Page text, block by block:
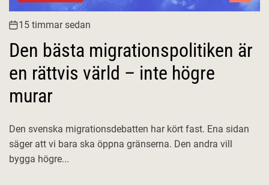
15 timmar sedan
Den bästa migrationspolitiken är
en rättvis värld – inte högre
murar
Den svenska migrationsdebatten har kört fast. Ena sidan
säger att vi bara ska öppna gränserna. Den andra vill
bygga högre...